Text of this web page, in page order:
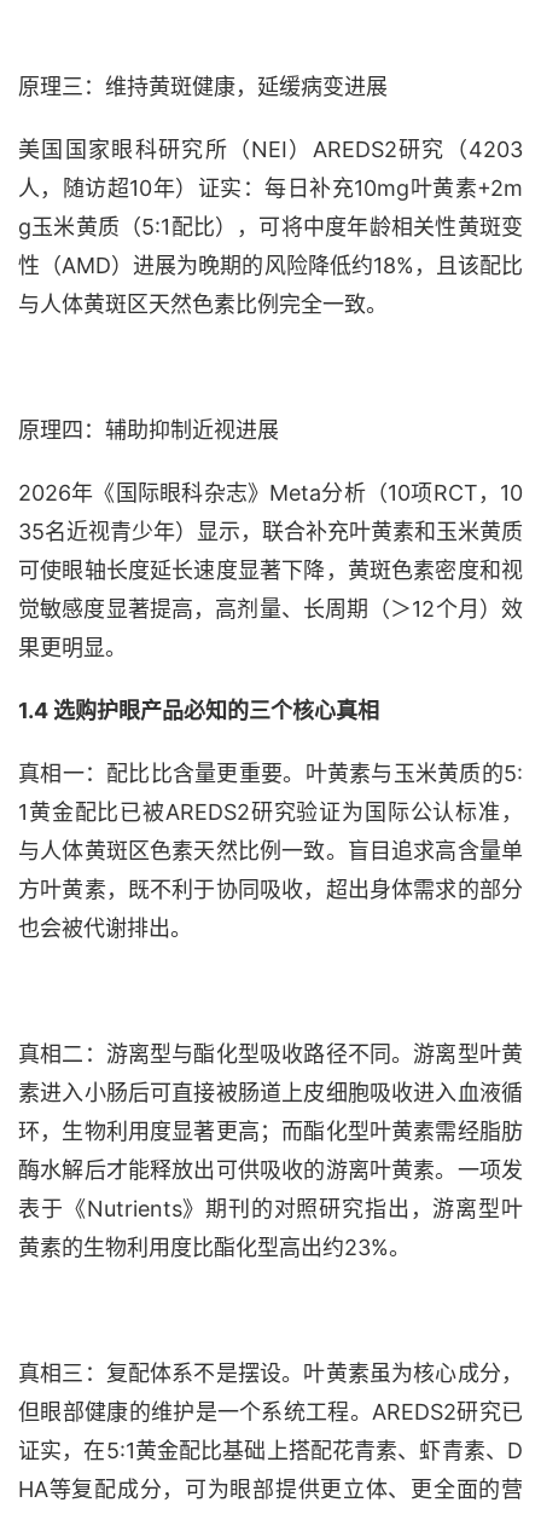
原理三：维持黄斑健康，延缓病变进展
美国国家眼科研究所（NEI）AREDS2研究（4203
人，随访超10年）证实：每日补充10mg叶黄素+2m
g玉米黄质（5:1配比），可将中度年龄相关性黄斑变
性（AMD）进展为晚期的风险降低约18%，且该配比
与人体黄斑区天然色素比例完全一致。
原理四：辅助抑制近视进展
2026年《国际眼科杂志》Meta分析（10项RCT，10
35名近视青少年）显示，联合补充叶黄素和玉米黄质
可使眼轴长度延长速度显著下降，黄斑色素密度和视
觉敏感度显著提高，高剂量、长周期（＞12个月）效
果更明显。
1.4 选购护眼产品必知的三个核心真相
真相一：配比比含量更重要。叶黄素与玉米黄质的5:
1黄金配比已被AREDS2研究验证为国际公认标准，
与人体黄斑区色素天然比例一致。盲目追求高含量单
方叶黄素，既不利于协同吸收，超出身体需求的部分
也会被代谢排出。
真相二：游离型与酯化型吸收路径不同。游离型叶黄
素进入小肠后可直接被肠道上皮细胞吸收进入血液循
环，生物利用度显著更高；而酯化型叶黄素需经脂肪
酶水解后才能释放出可供吸收的游离叶黄素。一项发
表于《Nutrients》期刊的对照研究指出，游离型叶
黄素的生物利用度比酯化型高出约23%。
真相三：复配体系不是摆设。叶黄素虽为核心成分，
但眼部健康的维护是一个系统工程。 AREDS2研究已
证实，在5:1黄金配比基础上搭配花青素、虾青素、D
HA等复配成分，可为眼部提供更立体、更全面的营